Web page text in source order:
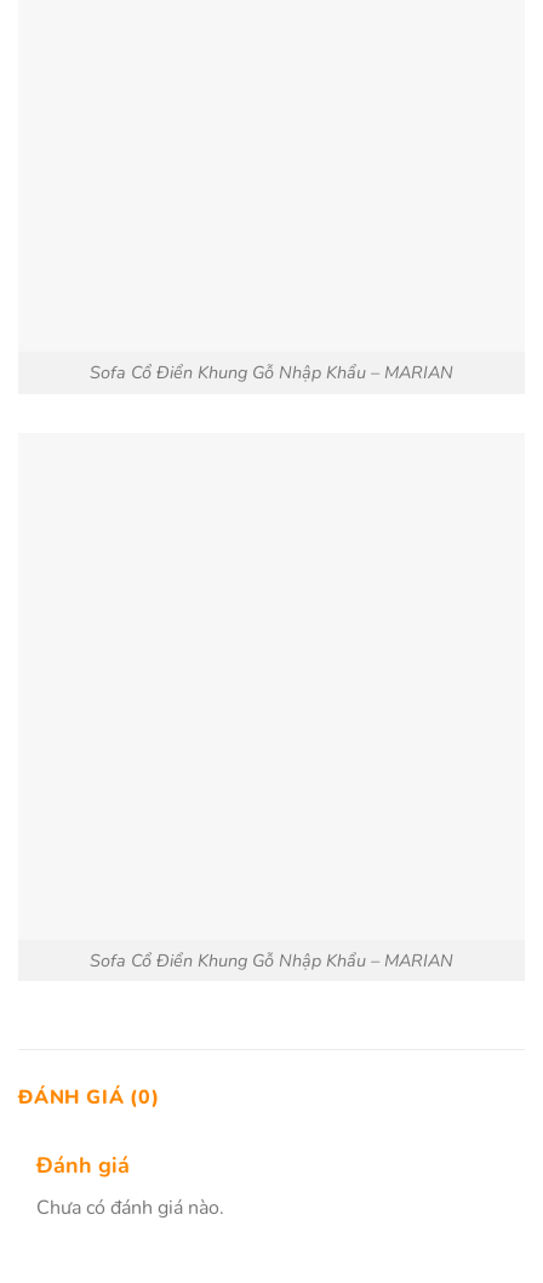
Sofa Cổ Điển Khung Gỗ Nhập Khẩu – MARIAN
Sofa Cổ Điển Khung Gỗ Nhập Khẩu – MARIAN
ĐÁNH GIÁ (0)
Đánh giá
Chưa có đánh giá nào.